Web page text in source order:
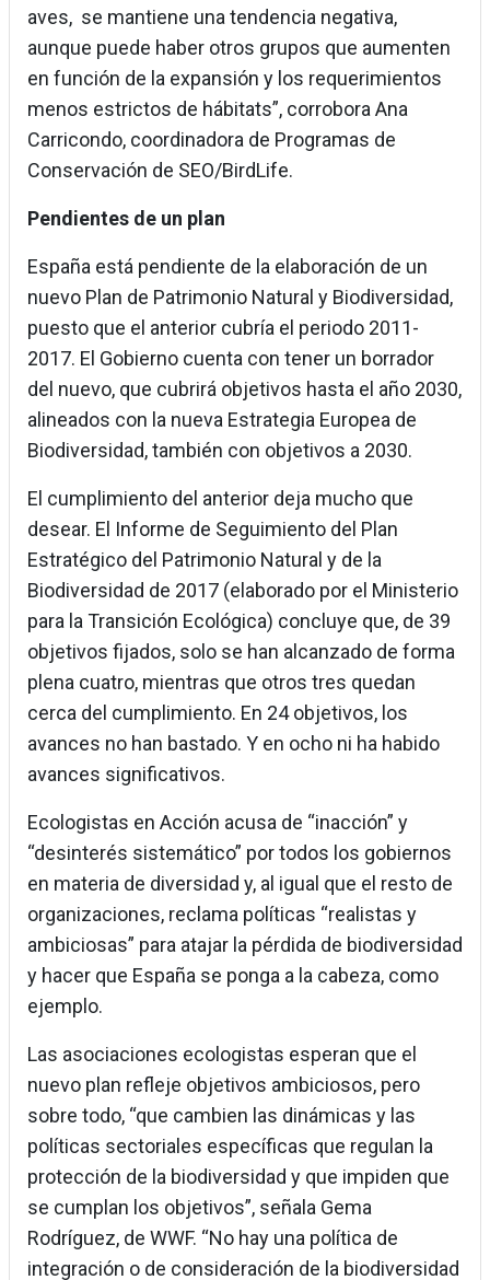
aves, se mantiene una tendencia negativa,
aunque puede haber otros grupos que aumenten
en función de la expansión y los requerimientos
menos estrictos de hábitats”, corrobora Ana
Carricondo, coordinadora de Programas de
Conservación de SEO/BirdLife.
Pendientes de un plan
España está pendiente de la elaboración de un
nuevo Plan de Patrimonio Natural y Biodiversidad,
puesto que el anterior cubría el periodo 2011-
2017. El Gobierno cuenta con tener un borrador
del nuevo, que cubrirá objetivos hasta el año 2030,
alineados con la nueva Estrategia Europea de
Biodiversidad, también con objetivos a 2030.
El cumplimiento del anterior deja mucho que
desear. El Informe de Seguimiento del Plan
Estratégico del Patrimonio Natural y de la
Biodiversidad de 2017 (elaborado por el Ministerio
para la Transición Ecológica) concluye que, de 39
objetivos fijados, solo se han alcanzado de forma
plena cuatro, mientras que otros tres quedan
cerca del cumplimiento. En 24 objetivos, los
avances no han bastado. Y en ocho ni ha habido
avances significativos.
Ecologistas en Acción acusa de “inacción” y
“desinterés sistemático” por todos los gobiernos
en materia de diversidad y, al igual que el resto de
organizaciones, reclama políticas “realistas y
ambiciosas” para atajar la pérdida de biodiversidad
y hacer que España se ponga a la cabeza, como
ejemplo.
Las asociaciones ecologistas esperan que el
nuevo plan refleje objetivos ambiciosos, pero
sobre todo, “que cambien las dinámicas y las
políticas sectoriales específicas que regulan la
protección de la biodiversidad y que impiden que
se cumplan los objetivos”, señala Gema
Rodríguez, de WWF. “No hay una política de
integración o de consideración de la biodiversidad